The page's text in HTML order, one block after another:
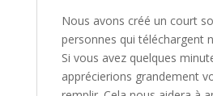
Nous avons créé un court
personnes qui téléchargent
Si vous avez quelques
apprécierions grandement